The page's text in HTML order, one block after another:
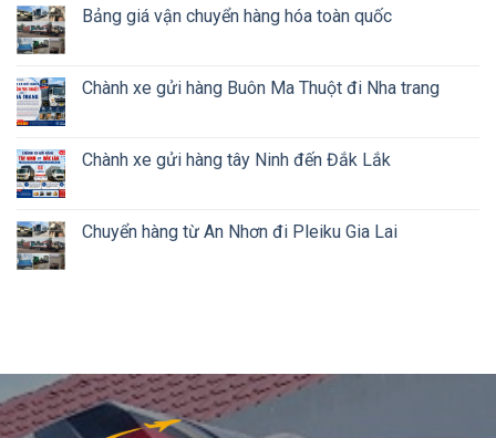
Bảng giá vận chuyển hàng hóa toàn quốc
Chành xe gửi hàng Buôn Ma Thuột đi Nha trang
Chành xe gửi hàng tây Ninh đến Đắk Lắk
Chuyển hàng từ An Nhơn đi Pleiku Gia Lai